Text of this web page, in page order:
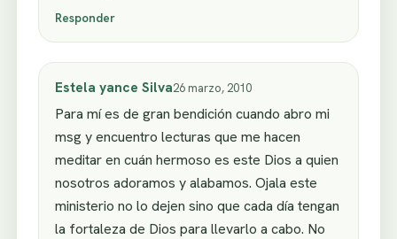
Responder
Estela yance Silva26 marzo, 2010
Para mí es de gran bendición cuando abro mi
msg y encuentro lecturas que me hacen
meditar en cuán hermoso es este Dios a quien
nosotros adoramos y alabamos. Ojala este
ministerio no lo dejen sino que cada día tengan
la fortaleza de Dios para llevarlo a cabo. No